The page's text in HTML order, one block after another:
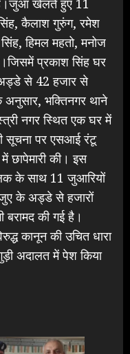
है।जुआ खेलते हुए 11
कैलाश गुरुंग, रमेश
हिमल महतो, मनोज
प्रकाश सिंह घर
से 42 हजार से
भक्तिनगर थाने
नगर स्थित एक घर में
सूचना पर एसआई रंटू
छापेमारी की। इस
के साथ 11 जुआरियों
जुए के अड्डे से हजारों
की गई है।
कानून की उचित धारा
अदालत में पेश किया